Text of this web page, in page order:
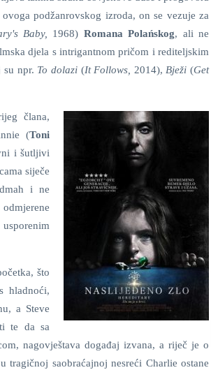
podžanrovskog izroda, on se vezuje za
Baby, 1968) Romana Polańskog, ali ne
djela s intrigantnom pričom i rediteljskim
su npr. To dolazi(It Follows, 2014), Bježi(Get
člana,
(Toni
i šutljivi
siječe
i ne
što
hladnoći,
a Steve
te da sa
nagovještava događaj izvana, a riječ je o
saobraćajnoj nesreći Charlie ostane